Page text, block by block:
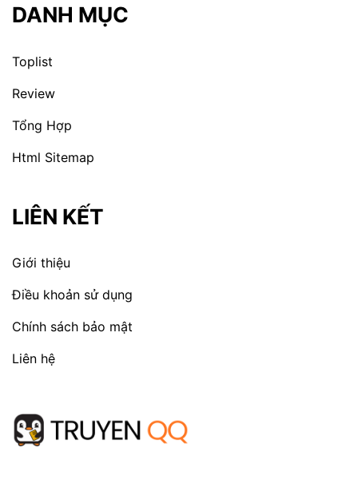
DANH MỤC
Toplist
Review
Tổng Hợp
Html Sitemap
LIÊN KẾT
Giới thiệu
Điều khoản sử dụng
Chính sách bảo mật
Liên hệ